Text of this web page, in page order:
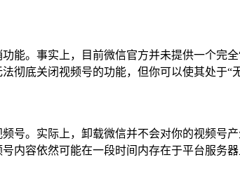
能。事实上，目前微信官方并未提供一个完
彻底关闭视频号的功能，但你可以使其处于“
号。实际上，卸载微信并不会对你的视频号
内容依然可能在一段时间内存在于平台服务